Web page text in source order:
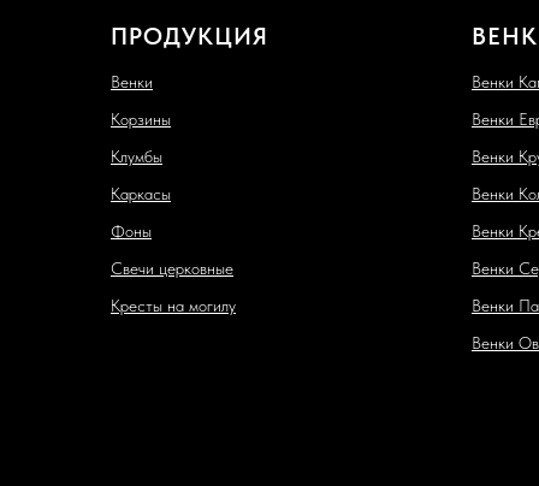
ПРОДУКЦИЯ
Венки
Корзины
Клумбы
Каркасы
Фоны
Свечи церковные
Кресты на могилу
Венки
Венки
Венки
Венки
Венки
Венки
Венки
Венки